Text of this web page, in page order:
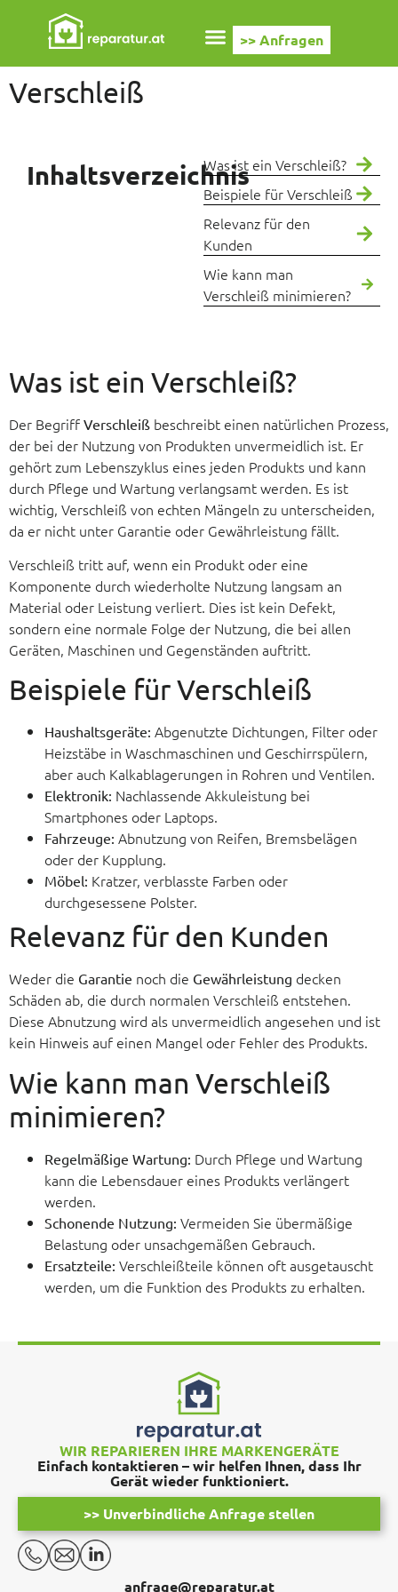
>> Anfragen
Verschleiß
InhaltsverzeichnisWas ist ein Verschleiß?
Beispiele für Verschleiß
Relevanz für den
Kunden
Wie kann man
Verschleiß minimieren?
Was ist ein Verschleiß?
Der Begriff Verschleiß beschreibt einen natürlichen Prozess,
der bei der Nutzung von Produkten unvermeidlich ist. Er
gehört zum Lebenszyklus eines jeden Produkts und kann
durch Pflege und Wartung verlangsamt werden. Es ist
wichtig, Verschleiß von echten Mängeln zu unterscheiden,
da er nicht unter Garantie oder Gewährleistung fällt.
Verschleiß tritt auf, wenn ein Produkt oder eine
Komponente durch wiederholte Nutzung langsam an
Material oder Leistung verliert. Dies ist kein Defekt,
sondern eine normale Folge der Nutzung, die bei allen
Geräten, Maschinen und Gegenständen auftritt.
Beispiele für Verschleiß
Haushaltsgeräte: Abgenutzte Dichtungen, Filter oder
Heizstäbe in Waschmaschinen und Geschirrspülern,
aber auch Kalkablagerungen in Rohren und Ventilen.
Elektronik: Nachlassende Akkuleistung bei
Smartphones oder Laptops.
Fahrzeuge: Abnutzung von Reifen, Bremsbelägen
oder der Kupplung.
Möbel: Kratzer, verblasste Farben oder
durchgesessene Polster.
Relevanz für den Kunden
Weder die Garantie noch die Gewährleistung decken
Schäden ab, die durch normalen Verschleiß entstehen.
Diese Abnutzung wird als unvermeidlich angesehen und ist
kein Hinweis auf einen Mangel oder Fehler des Produkts.
Wie kann man Verschleiß
minimieren?
Regelmäßige Wartung: Durch Pflege und Wartung
kann die Lebensdauer eines Produkts verlängert
werden.
Schonende Nutzung: Vermeiden Sie übermäßige
Belastung oder unsachgemäßen Gebrauch.
Ersatzteile: Verschleißteile können oft ausgetauscht
werden, um die Funktion des Produkts zu erhalten.
WIR REPARIEREN IHRE MARKENGERÄTE
Einfach kontaktieren – wir helfen Ihnen, dass Ihr
Gerät wieder funktioniert.
>> Unverbindliche Anfrage stellen
anfrage@reparatur.at